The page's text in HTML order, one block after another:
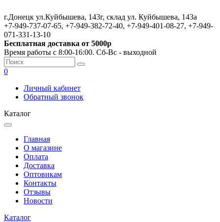
г.Донецк ул.Куйбышева, 143г, склад ул. Куйбышева, 143а
+7-949-737-07-65, +7-949-382-72-40, +7-949-401-08-27, +7-949-
071-331-13-10
Бесплатная доставка от 5000р
Время работы с 8:00-16:00. Сб-Вс - выходной
0
Личный кабинет
Обратный звонок
Каталог
Главная
О магазине
Оплата
Доставка
Оптовикам
Контакты
Отзывы
Новости
Каталог